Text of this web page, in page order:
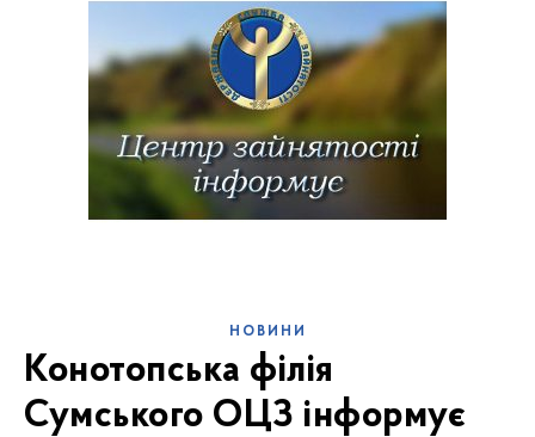
НОВИНИ
Конотопська філія
Сумського ОЦЗ інформує